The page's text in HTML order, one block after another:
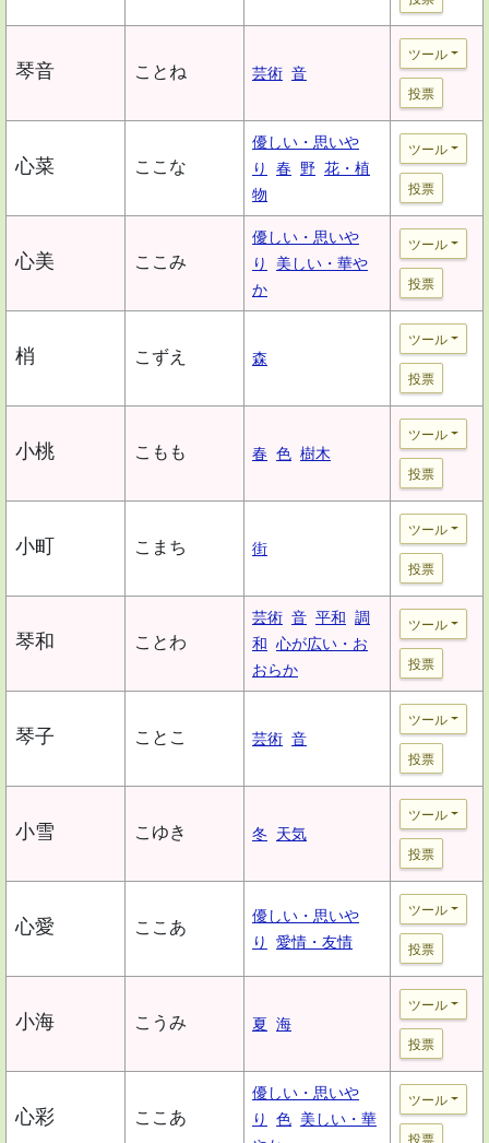
琴音 ことね 芸術 音
ツール
投票
心菜 ここな
優しい・思いや
り
春 野 花・植
物
ツール
投票
心美 ここみ
優しい・思いや
り
美しい・華や
か
ツール
投票
梢 こずえ 森
ツール
投票
小桃 こもも 春 色 樹木
ツール
投票
小町 こまち 街
ツール
投票
琴和 ことわ
芸術 音 平和 調
和 心が広い・お
おらか
ツール
投票
琴子 ことこ 芸術 音
ツール
投票
小雪 こゆき 冬 天気
ツール
投票
心愛 ここあ
優しい・思いや
り
愛情・友情
ツール
投票
小海 こうみ 夏 海
ツール
投票
心彩 ここあ
優しい・思いや
り
色 美しい・華
ツール
投票